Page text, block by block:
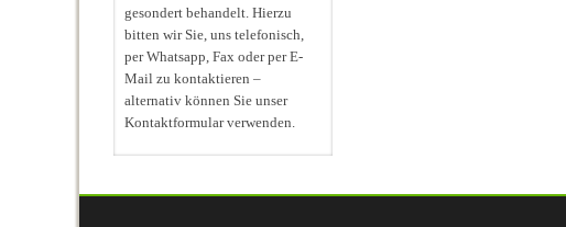
gesondert behandelt. Hierzu
bitten wir Sie, uns telefonisch,
per Whatsapp, Fax oder per E-
Mail zu kontaktieren –
alternativ können Sie unser
Kontaktformular verwenden.